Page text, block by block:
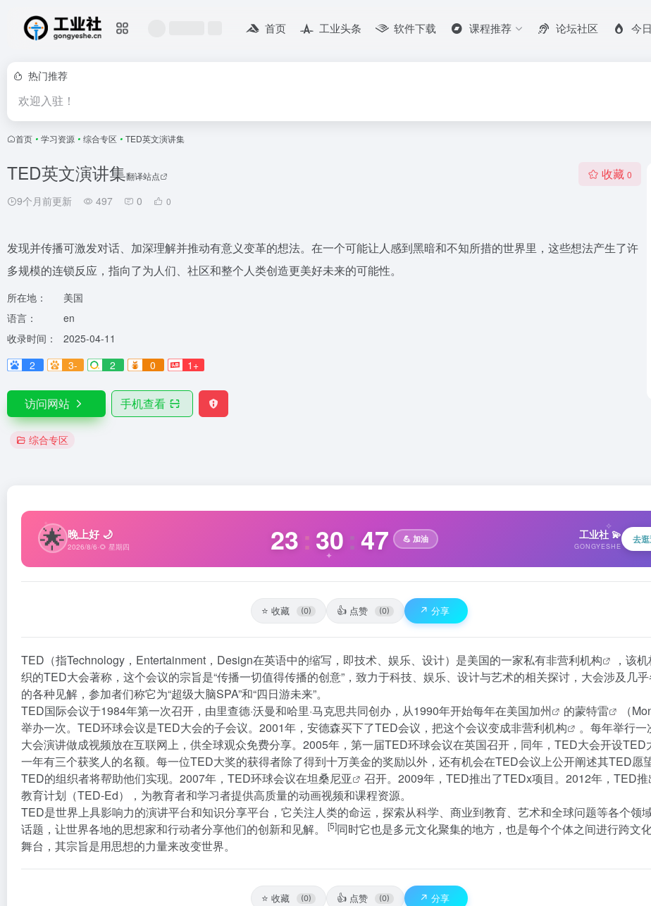
首页 工业头条 软件下载 课程推荐 论坛社区 今
热门推荐
欢迎入驻！
首页 • 学习资源 • 综合专区 • TED英文演讲集
TED英文演讲集翻译站点
9个月前更新 497 0 0
收藏 0
发现并传播可激发对话、加深理解并推动有意义变革的想法。在一个可能让人感到黑暗和不知所措的世界里，这些想法产生了许
多规模的连锁反应，指向了为人们、社区和整个人类创造更美好未来的可能性。
所在地：
美国
语言：
en
收录时间：
2025-04-11
2
3- 2 0 1+
访问网站 手机查看
综合专区
🌟晚上好 🌙
2026/8/6·🌻 星期四 23 : 30 :48 💪 加油 工业社 💫
GONGYESHE
去
✦ ✧
✦
⭐ 收藏 (0) 👍 点赞 (0) ↗️ 分享
TED（指Technology，Entertainment，Design在英语中的缩写，即技术、娱乐、设计）是美国的一家私有非营利机构
，该
织的TED大会著称，这个会议的宗旨是“传播一切值得传播的创意”，致力于科技、娱乐、设计与艺术的相关探讨，大会涉及几
的各种见解，参加者们称它为“超级大脑SPA”和“四日游未来”。
TED国际会议于1984年第一次召开，由里查德·沃曼和哈里·马克思共同创办，从1990年开始每年在美国加州 的蒙特雷
（
举办一次。TED环球会议是TED大会的子会议。2001年，安德森买下了TED会议，把这个会议变成非营利机构
。每年举行一
大会演讲做成视频放在互联网上，供全球观众免费分享。2005年，第一届TED环球会议在英国召开，同年，TED大会开设TED
一年有三个获奖人的名额。每一位TED大奖的获得者除了得到十万美金的奖励以外，还有机会在TED会议上公开阐述其TED愿
TED的组织者将帮助他们实现。2007年，TED环球会议在坦桑尼亚
召开。2009年，TED推出了TEDx项目。2012年，TED
教育计划（TED-Ed），为教育者和学习者提供高质量的动画视频和课程资源。
TED是世界上具影响力的演讲平台和知识分享平台，它关注人类的命运，探索从科学、商业到教育、艺术和全球问题等各个领
话题，让世界各地的思想家和行动者分享他们的创新和见解。
[5]同时它也是多元文化聚集的地方，也是每个个体之间进行跨文
舞台，其宗旨是用思想的力量来改变世界。
⭐ 收藏 (0) 👍 点赞 (0) ↗️ 分享